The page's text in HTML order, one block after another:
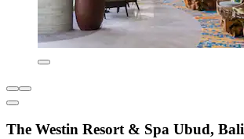
The Westin Resort & Spa Ubud, Bali